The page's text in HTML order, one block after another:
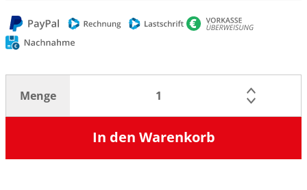
Menge
In den Warenkorb